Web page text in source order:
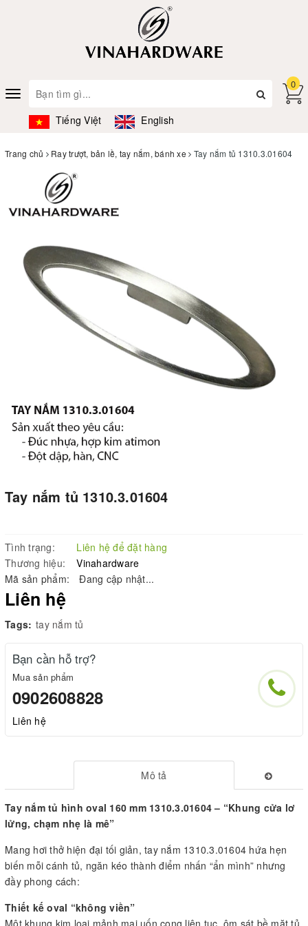
Toggle
navigation
Tiếng Việt English
0
Trang chủ Ray trượt, bản lề, tay nắm, bánh xe Tay nắm tủ 1310.3.01604
Tay nắm tủ 1310.3.01604
Tình trạng:
Liên hệ để đặt hàng
Thương hiệu:
Vinahardware
Mã sản phẩm:
Đang cập nhật...
Liên hệ
Tags: tay nắm tủ
Bạn cần hỗ trợ?
Mua sản phẩm
0902608828
Liên hệ
Mô tả
Tay nắm tủ hình oval 160 mm 1310.3.01604 – “Khung cửa lơ
lửng, chạm nhẹ là mê”
Mang hơi thở hiện đại tối giản, tay nắm 1310.3.01604 hứa hẹn
biến mỗi cánh tủ, ngăn kéo thành điểm nhấn “ẩn mình” nhưng
đầy phong cách:
Thiết kế oval “không viền”
Một khung kim loại mảnh mai uốn cong liên tục, ôm sát bề mặt tủ,